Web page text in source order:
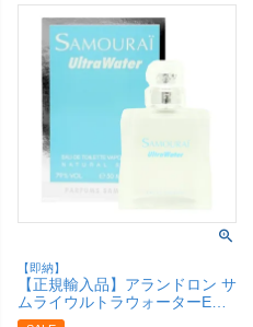
【即納】
【正規輸入品】アランドロン サ
ムライウルトラウォーターEDT
50ml SP(オードトワレ)【香